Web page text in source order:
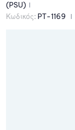
(PSU)
Κωδικός: PT-1169